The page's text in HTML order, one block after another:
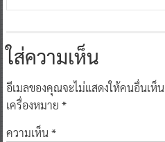
ใส่ความเห็น
อีเมลของคุณจะไม่แสดงให้คนอื่นเห็น
เครื่องหมาย *
ความเห็น*